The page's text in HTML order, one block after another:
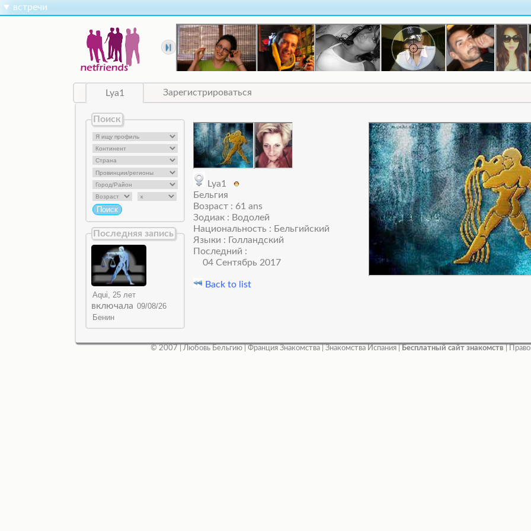
▼ встречи
Lya1 Зарегистрироваться
Поиск
Последняя запись
включала
Lya1
Бельгия
Возраст : 61 ans
Зодиак : Водолей
Национальность : Бельгийский
Языки : Голландский
Последний :
04 Сентябрь 2017
Back to list
© 2007 | Любовь Бельгию Франция Знакомства Знакомства Испания Бесплатный сайт знакомств